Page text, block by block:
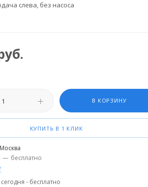
слева, без насоса
В КОРЗИНУ
КУПИТЬ В 1 КЛИК
Москва
— бесплатно
- бесплатно